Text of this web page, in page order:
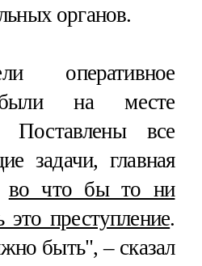
органов.
оперативное
на месте
Поставлены все
задачи, главная
во что бы то ни
это преступление.
быть", – сказал